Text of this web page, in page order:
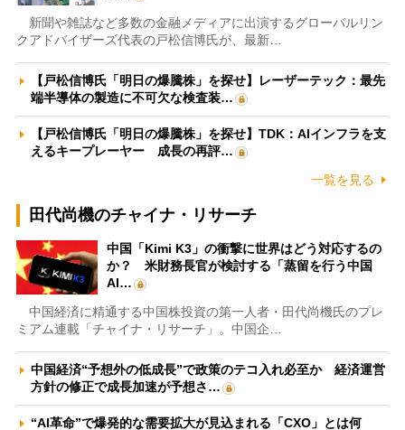
新聞や雑誌など多数の金融メディアに出演するグローバルリン
クアドバイザーズ代表の戸松信博氏が、最新…
【戸松信博氏「明日の爆騰株」を探せ】レーザーテック：最先
端半導体の製造に不可欠な検査装…
【戸松信博氏「明日の爆騰株」を探せ】TDK：AIインフラを支
えるキープレーヤー 成長の再評…
一覧を見る
田代尚機のチャイナ・リサーチ
中国「Kimi K3」の衝撃に世界はどう対応するの
か？ 米財務長官が検討する「蒸留を行う中国
AI…
中国経済に精通する中国株投資の第一人者・田代尚機氏のプレ
ミアム連載「チャイナ・リサーチ」。中国企…
中国経済“予想外の低成長”で政策のテコ入れ必至か 経済運営
方針の修正で成長加速が予想さ…
“AI革命”で爆発的な需要拡大が見込まれる「CXO」とは何